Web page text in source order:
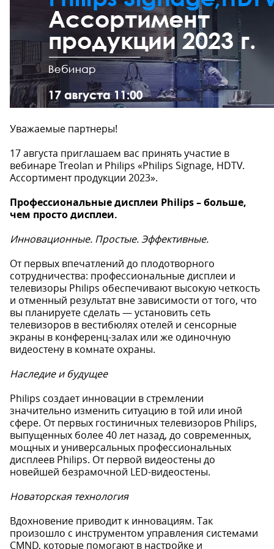
Уважаемые партнеры!
17 августа приглашаем вас принять участие в
вебинаре Treolan и Philips «Philips Signage, HDTV.
Ассортимент продукции 2023».
Профессиональные дисплеи Philips – больше,
чем просто дисплеи.
Инновационные. Простые. Эффективные.
От первых впечатлений до плодотворного
сотрудничества: профессиональные дисплеи и
телевизоры Philips обеспечивают высокую четкость
и отменный результат вне зависимости от того, что
вы планируете сделать — установить сеть
телевизоров в вестибюлях отелей и сенсорные
экраны в конференц-залах или же одиночную
видеостену в комнате охраны.
Наследие и будущее
Philips создает инновации в стремлении
значительно изменить ситуацию в той или иной
сфере. От первых гостиничных телевизоров Philips,
выпущенных более 40 лет назад, до современных,
мощных и универсальных профессиональных
дисплеев Philips. От первой видеостены до
новейшей безрамочной LED-видеостены.
Новаторская технология
Вдохновение приводит к инновациям. Так
произошло с инструментом управления системами
CMND, которые помогают в настройке и